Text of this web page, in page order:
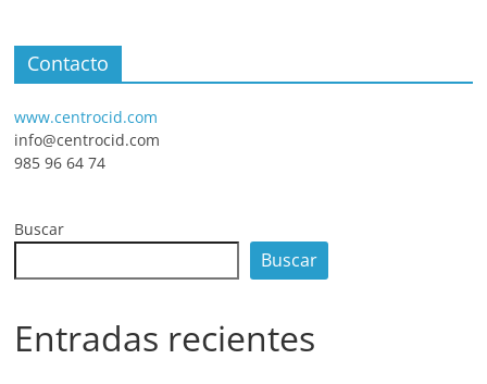
Contacto
www.centrocid.com
info@centrocid.com
985 96 64 74
Buscar
Buscar
Entradas recientes